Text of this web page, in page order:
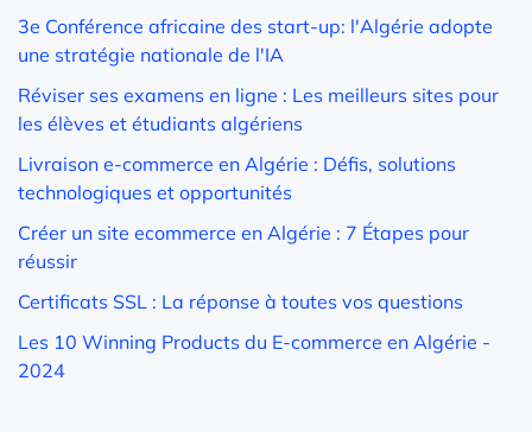
3e Conférence africaine des start-up: l'Algérie adopte
une stratégie nationale de l'IA
Réviser ses examens en ligne : Les meilleurs sites pour
les élèves et étudiants algériens
Livraison e-commerce en Algérie : Défis, solutions
technologiques et opportunités
Créer un site ecommerce en Algérie : 7 Étapes pour
réussir
Certificats SSL : La réponse à toutes vos questions
Les 10 Winning Products du E-commerce en Algérie -
2024